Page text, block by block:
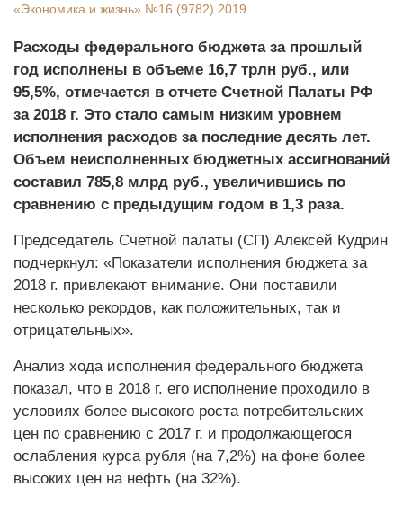
«Экономика и жизнь» №16 (9782) 2019
Расходы федерального бюджета за прошлый
год исполнены в объеме 16,7 трлн руб., или
95,5%, отмечается в отчете Счетной Палаты РФ
за 2018 г. Это стало самым низким уровнем
исполнения расходов за последние десять лет.
Объем неисполненных бюджетных ассигнований
составил 785,8 млрд руб., увеличившись по
сравнению с предыдущим годом в 1,3 раза.
Председатель Счетной палаты (СП) Алексей Кудрин
подчеркнул: «Показатели исполнения бюджета за
2018 г. привлекают внимание. Они поставили
несколько рекордов, как положительных, так и
отрицательных».
Анализ хода исполнения федерального бюджета
показал, что в 2018 г. его исполнение проходило в
условиях более высокого роста потребительских
цен по сравнению с 2017 г. и продолжающегося
ослабления курса рубля (на 7,2%) на фоне более
высоких цен на нефть (на 32%).